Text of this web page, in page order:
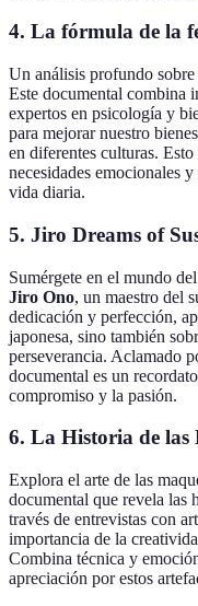
4. La fórmula de la
Un análisis profundo sobre
Este documental combina
expertos en psicología y
para mejorar nuestro
en diferentes culturas.
necesidades emocionales
vida diaria.
5. Jiro Dreams of
Sumérgete en el mundo
Jiro Ono, un maestro del
dedicación y perfección,
japonesa, sino también
perseverancia. Aclamado
documental es un
compromiso y la pasión.
6. La Historia de las
Explora el arte de las
documental que revela las
través de entrevistas con
importancia de la
Combina técnica y
apreciación por estos